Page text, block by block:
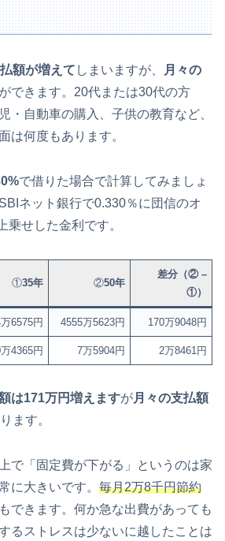
額が増えて しまいますが、
月々の
できます。20代または30代の方
・自動車の購入、子供の教育など、
は何度もあります。
で借りた場合で計算してみましょ
ネット銀行で0.330％に団信のオ
乗せした金利です。
①35年 ②50年
差分（② –
①）
6575円 4555万5623円 170万9048円
4365円 7万5904円 2万8461円
は171万円増えますが月々の支払額
ます。
で「固定費が下がる」というのは家
に大きいです。 毎月2万8千円節約
できます。何か急な出費があっても
るストレスは少ないに越したことは